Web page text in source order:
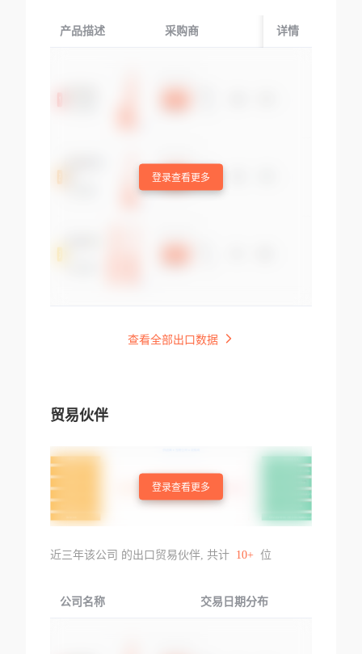
产品描述 采购商 起运国/地区
详情
登录查看更多
查看全部出口数据
贸易伙伴
登录查看更多
近三年该公司 的出口贸易伙伴, 共计 10+ 位
公司名称 交易日期分布